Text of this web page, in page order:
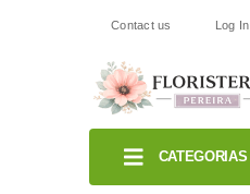
Contact us Log In
CATEGORIAS